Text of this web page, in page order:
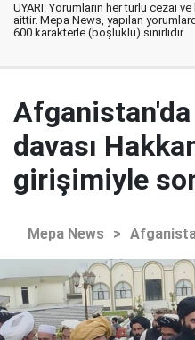
UYARI: Yorumların her türlü cezai
aittir. Mepa News, yapılan
600 karakterle (boşluklu) sınırlıdır.
Afganistan'da
davası
girişimiyle
Mepa News >